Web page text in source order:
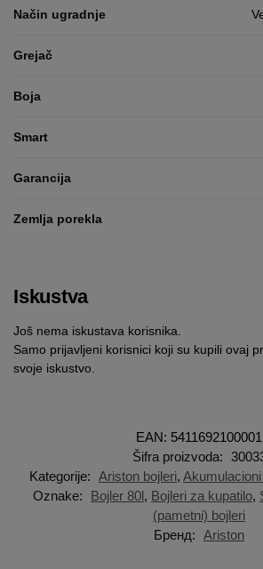
Način ugradnje
Grejač
Boja
Smart
Garancija
Zemlja porekla
Iskustva
Još nema iskustava korisnika.
Samo prijavljeni korisnici koji su kupili ovaj
svoje iskustvo.
EAN: 5411692100001
Šifra proizvoda:
Kategorije: Ariston bojleri,
Oznake:
Bojler 80l, Bojleri za kupatilo,
(pametni) bojleri
Бренд: Ariston